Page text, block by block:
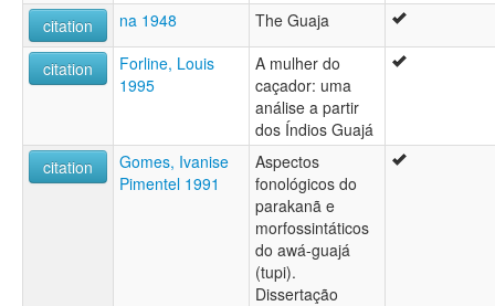
citation
na 1948 The Guaja
citation
Forline, Louis
1995
A mulher do
caçador: uma
análise a partir
dos Índios Guajá
citation
Gomes, Ivanise
Pimentel 1991
Aspectos
fonológicos do
parakanã e
morfossintáticos
do awá-guajá
(tupi).
Dissertação